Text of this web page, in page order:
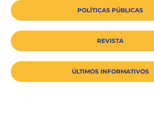
POLÍTICAS PÚBLICAS
REVISTA
ÚLTIMOS INFORMATIVOS